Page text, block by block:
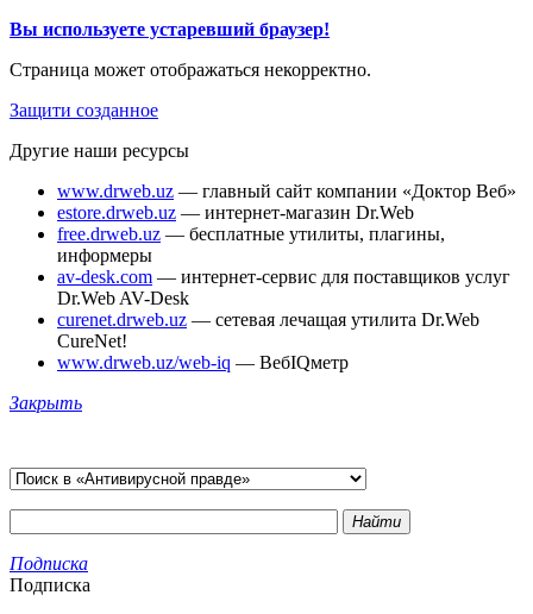
Вы используете устаревший браузер!
Страница может отображаться некорректно.
Защити созданное
Другие наши ресурсы
www.drweb.uz — главный сайт компании «Доктор Веб»
estore.drweb.uz — интернет-магазин Dr.Web
free.drweb.uz — бесплатные утилиты, плагины,
информеры
av-desk.com — интернет-сервис для поставщиков услуг
Dr.Web AV-Desk
curenet.drweb.uz — сетевая лечащая утилита Dr.Web
CureNet!
www.drweb.uz/web-iq — ВебIQметр
Закрыть
Найти
Подписка
Подписка